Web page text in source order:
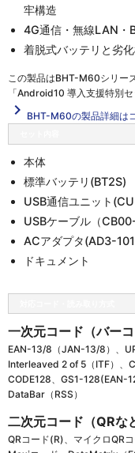
牢構造
4G通信・無線LAN
着脱式バッテリと劣
この製品はBHT-M60シリー
「Android10 導入支援特別セ
navigate_next BHT-M60の製品詳細は
本体
標準バッテリ(BT2S)
USB通信ユニット
USBケーブル（
ACアダプタ(AD3-
ドキュメント
一次元コード（バーコ
EAN-13/8（JAN-13/8）、
Interleaved 2 of 5（ITF）、
CODE128、GS1-128(EAN-
DataBar（RSS）
二次元コード（QRな
QRコード(R)、マイクロQR